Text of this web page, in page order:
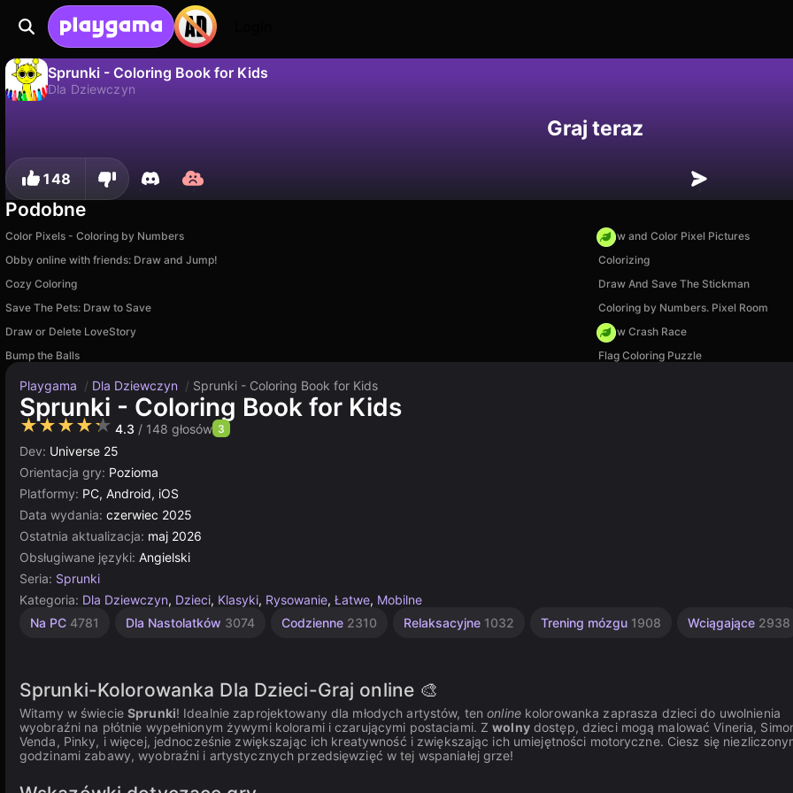
Sprunki - Coloring Book for Kids
Dla Dziewczyn
Graj teraz
148
Podobne
Color Pixels - Coloring by Numbers
Draw and Color Pixel Pictures
Obby online with friends: Draw and Jump!
Colorizing
Cozy Coloring
Draw And Save The Stickman
Save The Pets: Draw to Save
Coloring by Numbers. Pixel Room
Draw or Delete LoveStory
Draw Crash Race
Bump the Balls
Flag Coloring Puzzle
Playgama / Dla Dziewczyn / Sprunki - Coloring Book for Kids
Sprunki - Coloring Book for Kids
★★★★★ 4.3 / 148 głosów 3
Dev: Universe 25
Orientacja gry: Pozioma
Platformy: PC, Android, iOS
Data wydania: czerwiec 2025
Ostatnia aktualizacja: maj 2026
Obsługiwane języki: Angielski
Seria: Sprunki
Kategoria: Dla Dziewczyn, Dzieci, Klasyki, Rysowanie, Łatwe, Mobilne
Na PC 4781 Dla Nastolatków 3074 Codzienne 2310 Relaksacyjne 1032 Trening mózgu 1908 Wciągające 2938
Postacie
Nieskończoność
Kolorowanki
Urocze
Artystyczne
Edukacyjne
Komputerowe
Dla
Proste
Dla
Multiplayer
Unity
Sprunki-Kolorowanka Dla Dzieci-Graj online 🎨
Witamy w świecieSprunki! Idealnie zaprojektowany dla młodych artystów, tenonlinekolorowanka zaprasza dzieci do uwolnienia
wyobraźni na płótnie wypełnionym żywymi kolorami i czarującymi postaciami. Zwolnydostęp, dzieci mogą malować Vineria,
Venda, Pinky, i więcej, jednocześnie zwiększając ich kreatywność i zwiększając ich umiejętności motoryczne. Ciesz się
godzinami zabawy, wyobraźni i artystycznych przedsięwzięć w tej wspaniałej grze!